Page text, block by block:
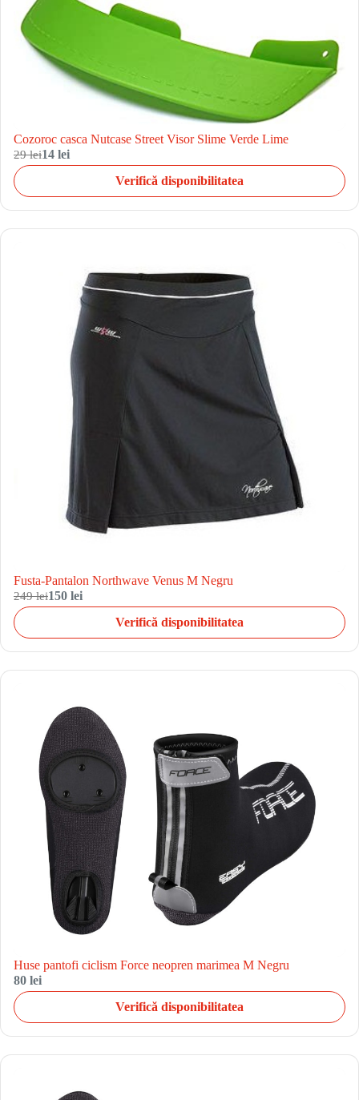
Cozoroc casca Nutcase Street Visor Slime Verde Lime
29 lei14 lei
Verifică disponibilitatea
Fusta-Pantalon Northwave Venus M Negru
249 lei150 lei
Verifică disponibilitatea
Huse pantofi ciclism Force neopren marimea M Negru
80 lei
Verifică disponibilitatea